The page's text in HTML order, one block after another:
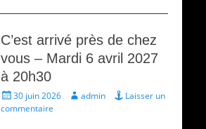
C’est arrivé près de chez
vous – Mardi 6 avril 2027
à 20h30
Écrit
le
30 juin 2026 Auteur
admin
Laisser un
commentaire